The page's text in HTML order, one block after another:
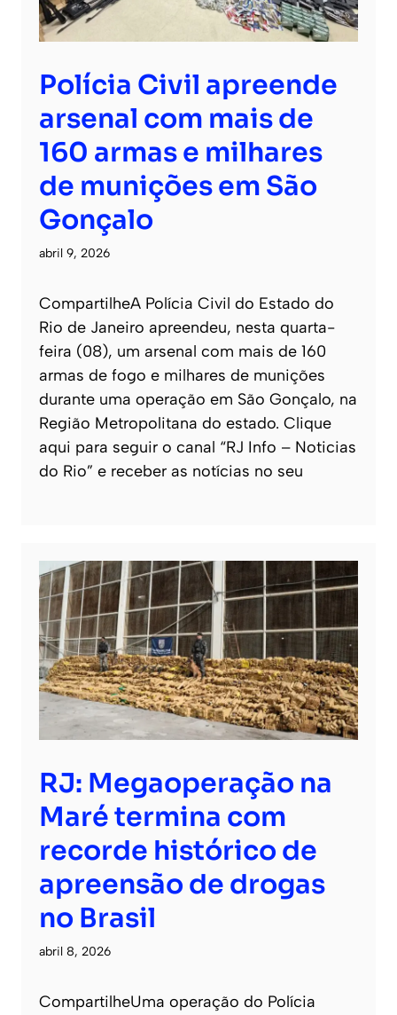
Polícia Civil apreende
arsenal com mais de
160 armas e milhares
de munições em São
Gonçalo
abril 9, 2026
CompartilheA Polícia Civil do Estado do
Rio de Janeiro apreendeu, nesta quarta-
feira (08), um arsenal com mais de 160
armas de fogo e milhares de munições
durante uma operação em São Gonçalo, na
Região Metropolitana do estado. Clique
aqui para seguir o canal “RJ Info – Noticias
do Rio” e receber as notícias no seu
RJ: Megaoperação na
Maré termina com
recorde histórico de
apreensão de drogas
no Brasil
abril 8, 2026
CompartilheUma operação do Polícia